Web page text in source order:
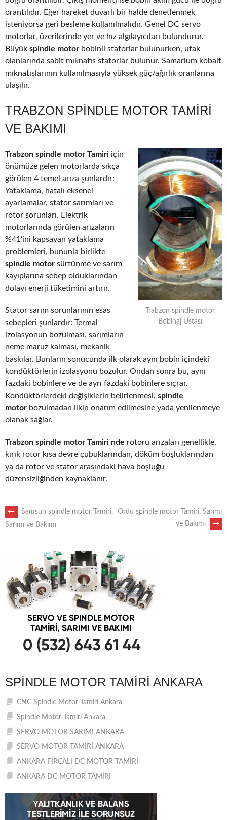
orantılıdır. Eğer hareket duyarlı bir halde denetlenmek
isteniyorsa geri besleme kullanılmalıdır. Genel DC servo
motorlar, üzerilerinde yer ve hız algılayıcıları bulundurur.
Büyük spindle motor bobinli statorlar bulunurken, ufak
olanlarında sabit mıknatıs statorlar bulunur. Samarium kobalt
mıknatıslarının kullanılmasıyla yüksek güç/ağırlık oranlarına
ulaşılır.
TRABZON SPINDLE MOTOR TAMIRI
VE BAKIMI
Trabzon spindle motor
Bobinaj Ustası
Trabzon spindle motor Tamiri için
önümüze gelen motorlarda sıkça
görülen 4 temel arıza şunlardır:
Yataklama, hatalı eksenel
ayarlamalar, stator sarımları ve
rotor sorunları. Elektrik
motorlarında görülen arızaların
%41’ini kapsayan yataklama
problemleri, bununla birlikte
spindle motor sürtünme ve sarım
kayıplarına sebep olduklarından
dolayı enerji tüketimini artırır.
Stator sarım sorunlarının esas
sebepleri şunlardır: Termal
izolasyonun bozulması, sarımların
neme maruz kalması, mekanik
baskılar. Bunların sonucunda ilk olarak aynı bobin içindeki
kondüktörlerin izolasyonu bozulur. Ondan sonra bu, aynı
fazdaki bobinlere ve de ayrı fazdaki bobinlere sıçrar.
Kondüktörlerdeki değişiklerin belirlenmesi, spindle
motor bozulmadan ilkin onarım edilmesine yada yenilenmeye
olanak sağlar.
Trabzon spindle motor Tamiri nde rotoru arızaları genellikle,
kırık rotor kısa devre çubuklarından, döküm boşluklarından
ya da rotor ve stator arasındaki hava boşluğu
düzensizliğinden kaynaklanır.
POST
NAVIGATION
←
Samsun spindle motor Tamiri,
Sarımı ve Bakımı
Ordu spindle motor Tamiri, Sarımı
ve Bakımı
→
SPINDLE MOTOR TAMIRI ANKARA
CNC Spindle Motor Tamiri Ankara
Spindle Motor Tamiri Ankara
SERVO MOTOR SARIMI ANKARA
SERVO MOTOR TAMİRİ ANKARA
ANKARA FIRÇALI DC MOTOR TAMİRİ
ANKARA DC MOTOR TAMİRİ